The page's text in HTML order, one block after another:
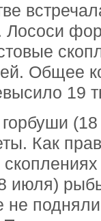
Лососи
Общее
19
Как
июля)
не